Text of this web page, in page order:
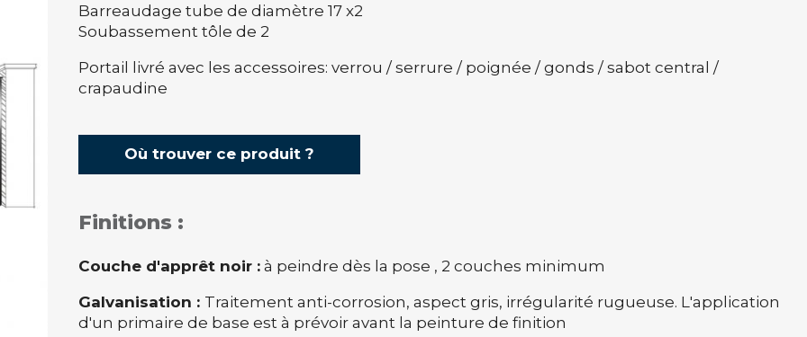
Barreaudage tube de diamètre 17 x2
Soubassement tôle de 2
Portail livré avec les accessoires: verrou / serrure / poignée / gonds / sabot central /
crapaudine
Où trouver ce produit ?
Finitions :
Couche d'apprêt noir : à peindre dès la pose , 2 couches minimum
Galvanisation : Traitement anti-corrosion, aspect gris, irrégularité rugueuse. L'application
d'un primaire de base est à prévoir avant la peinture de finition